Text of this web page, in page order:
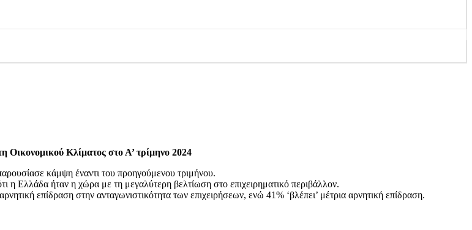
Οικονομικού Κλίματος στο Α’ τρίμηνο 2024
κάμψη έναντι του προηγούμενου τριμήνου.
Ελλάδα ήταν η χώρα με τη μεγαλύτερη βελτίωση στο επιχειρηματικό περιβάλλον.
επίδραση στην ανταγωνιστικότητα των επιχειρήσεων, ενώ 41% ‘βλέπει’ μέτρια αρνητική επίδραση.